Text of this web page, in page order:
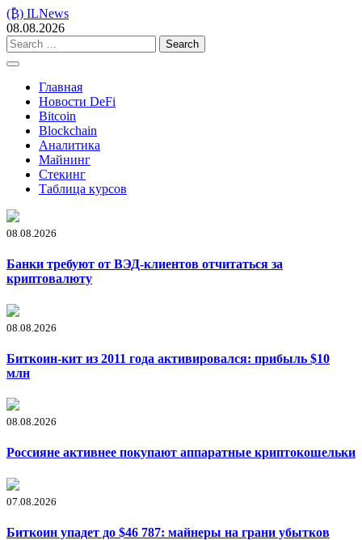
Skip
to
content
(₿) ILNews
08.08.2026
Search
for:
Главная
Новости DeFi
Bitcoin
Blockchain
Аналитика
Майнинг
Стекинг
Таблица курсов
08.08.2026
Банки требуют от ВЭД-клиентов отчитаться за
криптовалюту
08.08.2026
Биткоин-кит из 2011 года активировался: прибыль $10
млн
08.08.2026
Россияне активнее покупают аппаратные криптокошельки
07.08.2026
Биткоин упадет до $46 787: майнеры на грани убытков